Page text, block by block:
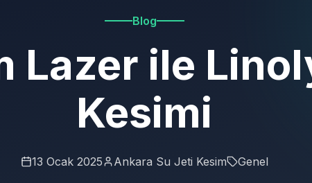
Blog
Lazer ile
Kesimi
13 Ocak 2025 Ankara Su Jeti Kesim Genel